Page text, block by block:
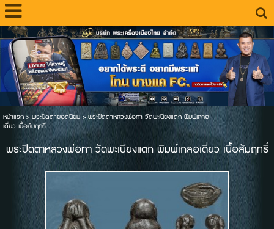
หน้าแรก> พระปิดตายอดนิยม>พระปิดตาหลวงพ่อทา วัดพะเนียงแตก พิมพ์เกลอ
เดี่ยว เนื้อสัมฤทธิ์
พระปิดตาหลวงพ่อทา วัดพะเนียงแตก พิมพ์เกลอเดี่ยว เนื้อสัมฤทธิ์